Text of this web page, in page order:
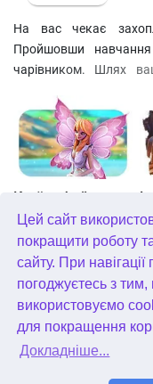
Цей сайт
покращити роботу
сайту. При
погоджуєтесь з
використовуємо
для покращення
Докладніше...
На вас чекає
Пройшовши
чарівником. Шлях
приховані предмети
зароблені золоті
карти, а
допоможуть
Країна фей
Квадріум